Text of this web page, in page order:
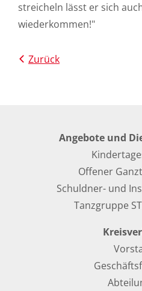
streicheln lässt er sich
wiederkommen!"
Zurück
Angebote und
Offener
Schuldner- und
Tanzgruppe